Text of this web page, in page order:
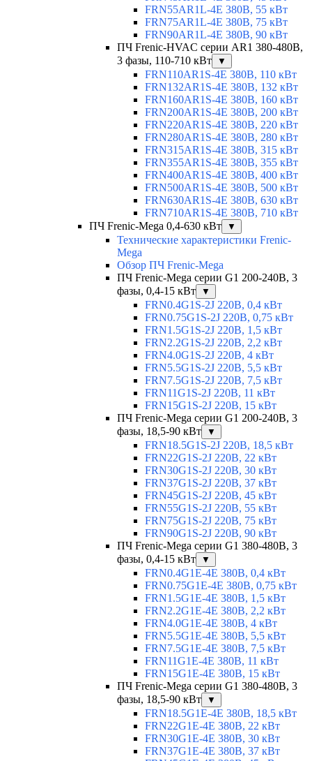
FRN55AR1L-4E 380В, 55 кВт
FRN75AR1L-4E 380В, 75 кВт
FRN90AR1L-4E 380В, 90 кВт
ПЧ Frenic-HVAC серии AR1 380-480В,
3 фазы, 110-710 кВт
▼
FRN110AR1S-4E 380В, 110 кВт
FRN132AR1S-4E 380В, 132 кВт
FRN160AR1S-4E 380В, 160 кВт
FRN200AR1S-4E 380В, 200 кВт
FRN220AR1S-4E 380В, 220 кВт
FRN280AR1S-4E 380В, 280 кВт
FRN315AR1S-4E 380В, 315 кВт
FRN355AR1S-4E 380В, 355 кВт
FRN400AR1S-4E 380В, 400 кВт
FRN500AR1S-4E 380В, 500 кВт
FRN630AR1S-4E 380В, 630 кВт
FRN710AR1S-4E 380В, 710 кВт
ПЧ Frenic-Mega 0,4-630 кВт
▼
Технические характеристики Frenic-
Mega
Обзор ПЧ Frenic-Mega
ПЧ Frenic-Mega серии G1 200-240В, 3
фазы, 0,4-15 кВт
▼
FRN0.4G1S-2J 220В, 0,4 кВт
FRN0.75G1S-2J 220В, 0,75 кВт
FRN1.5G1S-2J 220В, 1,5 кВт
FRN2.2G1S-2J 220В, 2,2 кВт
FRN4.0G1S-2J 220В, 4 кВт
FRN5.5G1S-2J 220В, 5,5 кВт
FRN7.5G1S-2J 220В, 7,5 кВт
FRN11G1S-2J 220В, 11 кВт
FRN15G1S-2J 220В, 15 кВт
ПЧ Frenic-Mega серии G1 200-240В, 3
фазы, 18,5-90 кВт
▼
FRN18.5G1S-2J 220В, 18,5 кВт
FRN22G1S-2J 220В, 22 кВт
FRN30G1S-2J 220В, 30 кВт
FRN37G1S-2J 220В, 37 кВт
FRN45G1S-2J 220В, 45 кВт
FRN55G1S-2J 220В, 55 кВт
FRN75G1S-2J 220В, 75 кВт
FRN90G1S-2J 220В, 90 кВт
ПЧ Frenic-Mega серии G1 380-480В, 3
фазы, 0,4-15 кВт
▼
FRN0.4G1E-4E 380В, 0,4 кВт
FRN0.75G1E-4E 380В, 0,75 кВт
FRN1.5G1E-4E 380В, 1,5 кВт
FRN2.2G1E-4E 380В, 2,2 кВт
FRN4.0G1E-4E 380В, 4 кВт
FRN5.5G1E-4E 380В, 5,5 кВт
FRN7.5G1E-4E 380В, 7,5 кВт
FRN11G1E-4E 380В, 11 кВт
FRN15G1E-4E 380В, 15 кВт
ПЧ Frenic-Mega серии G1 380-480В, 3
фазы, 18,5-90 кВт
▼
FRN18.5G1E-4E 380В, 18,5 кВт
FRN22G1E-4E 380В, 22 кВт
FRN30G1E-4E 380В, 30 кВт
FRN37G1E-4E 380В, 37 кВт